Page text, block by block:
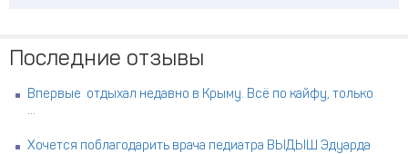
Последние отзывы
Впервые отдыхал недавно в Крыму. Всё по кайфу, только
...
Хочется поблагодарить врача педиатра ВЫДЫШ Эдуарда